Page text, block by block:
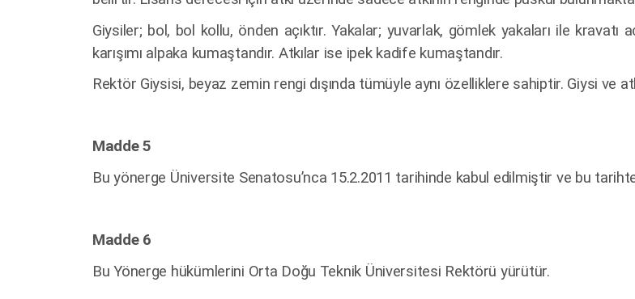
Giysiler; bol, bol kollu, önden açıktır. Yakalar; yuvarlak, gömlek yakaları ile
karışımı alpaka kumaştandır. Atkılar ise ipek kadife kumaştandır.
Rektör Giysisi, beyaz zemin rengi dışında tümüyle aynı özelliklere sahiptir. Giysi ve
Madde 5
Bu yönerge Üniversite Senatosu’nca 15.2.2011 tarihinde kabul edilmiştir ve bu
Madde 6
Bu Yönerge hükümlerini Orta Doğu Teknik Üniversitesi Rektörü yürütür.